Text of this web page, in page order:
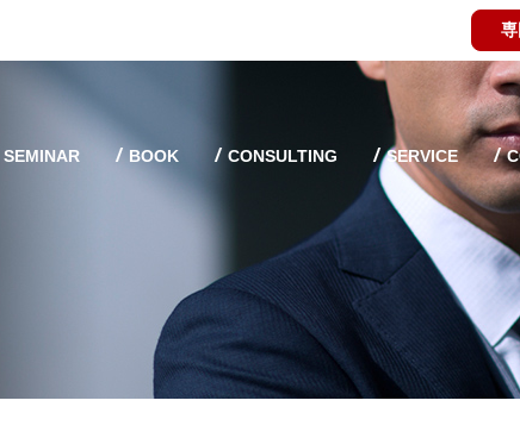
SEMINAR BOOK CONSULTING SERVICE